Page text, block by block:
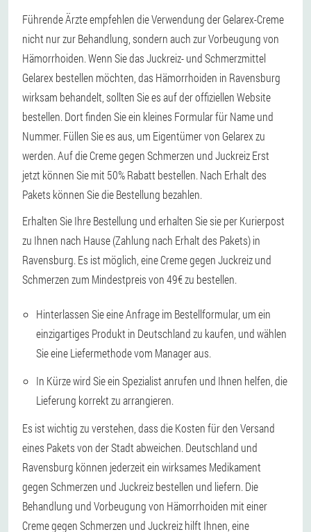
Führende Ärzte empfehlen die Verwendung der Gelarex-Creme
nicht nur zur Behandlung, sondern auch zur Vorbeugung von
Hämorrhoiden. Wenn Sie das Juckreiz- und Schmerzmittel
Gelarex bestellen möchten, das Hämorrhoiden in Ravensburg
wirksam behandelt, sollten Sie es auf der offiziellen Website
bestellen. Dort finden Sie ein kleines Formular für Name und
Nummer. Füllen Sie es aus, um Eigentümer von Gelarex zu
werden. Auf die Creme gegen Schmerzen und Juckreiz Erst
jetzt können Sie mit 50% Rabatt bestellen. Nach Erhalt des
Pakets können Sie die Bestellung bezahlen.
Erhalten Sie Ihre Bestellung und erhalten Sie sie per Kurierpost
zu Ihnen nach Hause (Zahlung nach Erhalt des Pakets) in
Ravensburg. Es ist möglich, eine Creme gegen Juckreiz und
Schmerzen zum Mindestpreis von 49€ zu bestellen.
Hinterlassen Sie eine Anfrage im Bestellformular, um ein
einzigartiges Produkt in Deutschland zu kaufen, und wählen
Sie eine Liefermethode vom Manager aus.
In Kürze wird Sie ein Spezialist anrufen und Ihnen helfen, die
Lieferung korrekt zu arrangieren.
Es ist wichtig zu verstehen, dass die Kosten für den Versand
eines Pakets von der Stadt abweichen. Deutschland und
Ravensburg können jederzeit ein wirksames Medikament
gegen Schmerzen und Juckreiz bestellen und liefern. Die
Behandlung und Vorbeugung von Hämorrhoiden mit einer
Creme gegen Schmerzen und Juckreiz hilft Ihnen, eine